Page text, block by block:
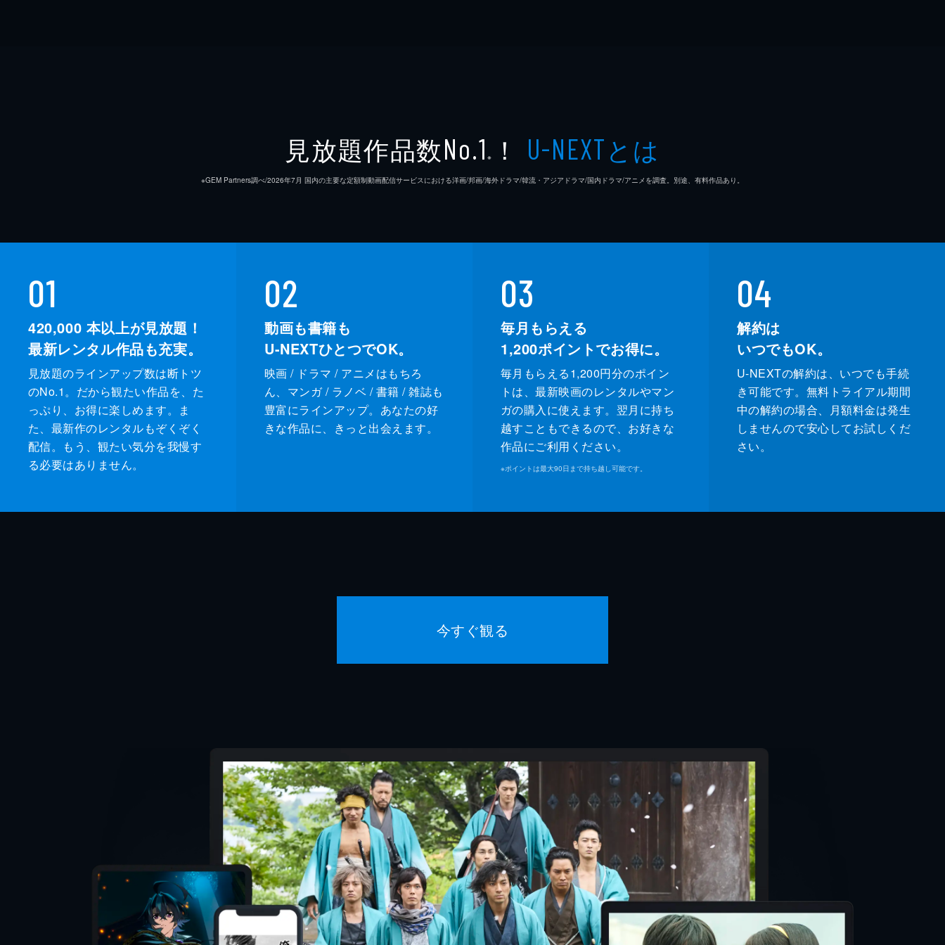
見放題作品数No.1 ※ ！ U-NEXTとは
※GEM Partners調べ/2026年7⽉ 国内の主要な定額制動画配信サービスにおける洋画/邦画/海外ドラマ/韓流・アジアドラマ/国内ドラマ/アニメを調査。別途、有料作品あり。
01
420,000 本以上が見放題！
最新レンタル作品も充実。
見放題のラインアップ数は断トツ
のNo.1。だから観たい作品を、た
っぷり、お得に楽しめます。ま
た、最新作のレンタルもぞくぞく
配信。もう、観たい気分を我慢す
る必要はありません。
02
動画も書籍も
U-NEXTひとつでOK。
映画 / ドラマ / アニメはもちろ
ん、マンガ / ラノベ / 書籍 / 雑誌も
豊富にラインアップ。あなたの好
きな作品に、きっと出会えます。
03
毎月もらえる
1,200ポイントでお得に。
毎月もらえる1,200円分のポイン
トは、最新映画のレンタルやマン
ガの購入に使えます。翌月に持ち
越すこともできるので、お好きな
作品にご利用ください。
※ポイントは最大90日まで持ち越し可能です。
04
解約は
いつでもOK。
U-NEXTの解約は、いつでも手続
き可能です。無料トライアル期間
中の解約の場合、月額料金は発生
しませんので安心してお試しくだ
さい。
今すぐ観る